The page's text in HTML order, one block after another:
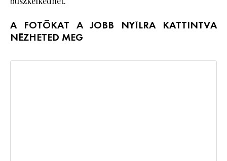
A FOTÓKAT A JOBB NYÍLRA KATTINTVA
NÉZHETED MEG